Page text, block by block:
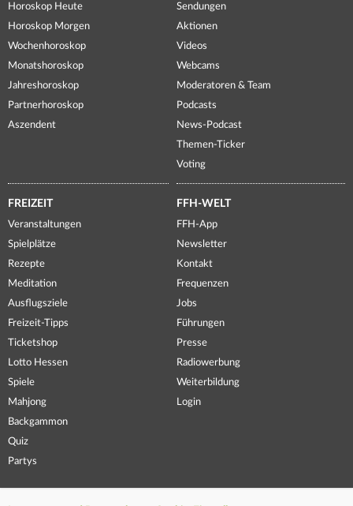
Horoskop Heute
Horoskop Morgen
Wochenhoroskop
Monatshoroskop
Jahreshoroskop
Partnerhoroskop
Aszendent
Sendungen
Aktionen
Videos
Webcams
Moderatoren & Team
Podcasts
News-Podcast
Themen-Ticker
Voting
FREIZEIT
Veranstaltungen
Spielplätze
Rezepte
Meditation
Ausflugsziele
Freizeit-Tipps
Ticketshop
Lotto Hessen
Spiele
Mahjong
Backgammon
Quiz
Partys
FFH-WELT
FFH-App
Newsletter
Kontakt
Frequenzen
Jobs
Führungen
Presse
Radiowerbung
Weiterbildung
Login